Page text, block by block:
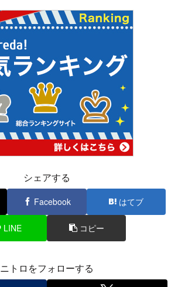
シェアする
Facebook はてブ
LINE コピー
ニトロをフォローする